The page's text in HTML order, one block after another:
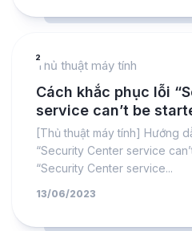
2
Thủ thuật máy tính
Cách khắc phục lỗi
service can’t be
[Thủ thuật máy tính] Hướng
“Security Center service
“Security Center service...
13/06/2023